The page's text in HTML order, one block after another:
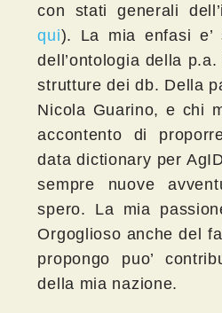
con stati generali
qui). La mia enfasi e’
dell’ontologia della
strutture dei db. Della
Nicola Guarino, e chi
accontento di
data dictionary per
sempre nuove
spero. La mia
Orgoglioso anche del
propongo puo’
della mia nazione.